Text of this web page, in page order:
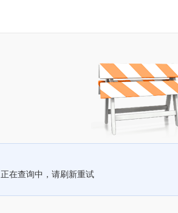
正在查询中，请刷新重试